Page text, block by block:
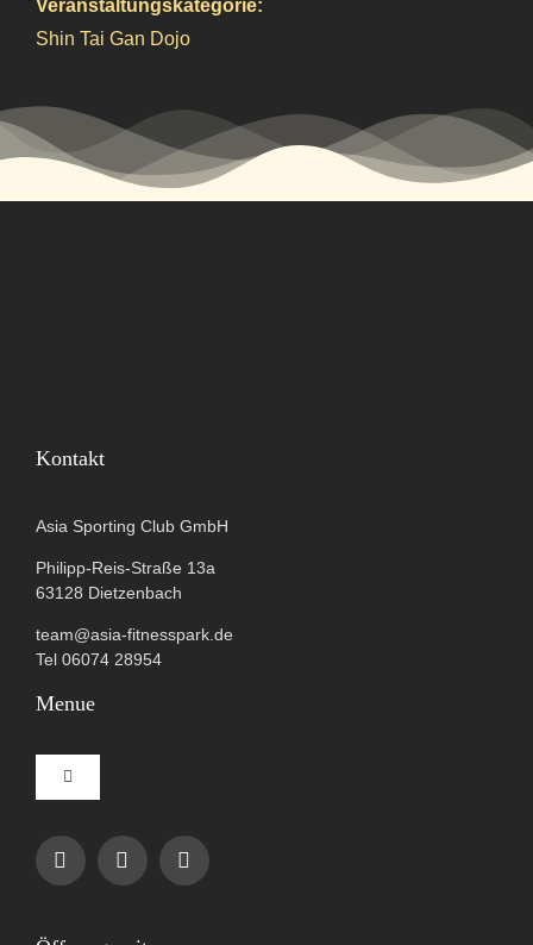
Veranstaltungskategorie:
Shin Tai Gan Dojo
Kontakt
Asia Sporting Club GmbH
Philipp-Reis-Straße 13a
63128 Dietzenbach
team@asia-fitnesspark.de
Tel 06074 28954
Menue
Toggle
Navigation
Impressum